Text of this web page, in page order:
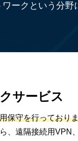
ークという分
サービス
保守を行っており
、遠隔接続用VPN